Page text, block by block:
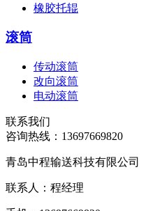
橡胶托辊
滚筒
传动滚筒
改向滚筒
电动滚筒
联系我们
咨询热线： 13697669820
青岛中程输送科技有限公司
联系人：程经理